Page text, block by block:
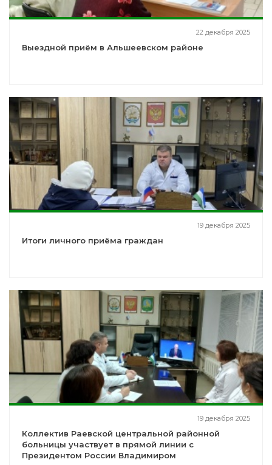
22 декабря 2025
Выездной приём в Альшеевском районе
19 декабря 2025
Итоги личного приёма граждан
19 декабря 2025
Коллектив Раевской центральной районной
больницы участвует в прямой линии с
Президентом России Владимиром